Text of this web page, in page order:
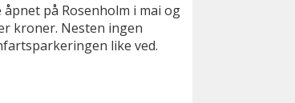
på Rosenholm i mai og
kroner. Nesten ingen
like ved.